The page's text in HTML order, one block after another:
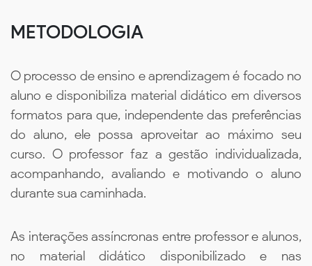
METODOLOGIA
O processo de ensino e aprendizagem é focado no
aluno e disponibiliza material didático em diversos
formatos para que, independente das preferências
do aluno, ele possa aproveitar ao máximo seu
curso. O professor faz a gestão individualizada,
acompanhando, avaliando e motivando o aluno
durante sua caminhada.
As interações assíncronas entre professor e alunos,
no material didático disponibilizado e nas